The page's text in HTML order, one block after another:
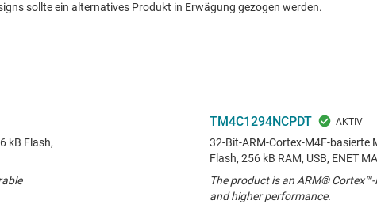
sollte ein alternatives Produkt in Erwägung gezogen werden.
kB Flash,
TM4C1294NCPDT
32-Bit-ARM-Cortex-M4F-basierte
Flash, 256 kB RAM, USB, ENET
The product is an ARM®
and higher performance.